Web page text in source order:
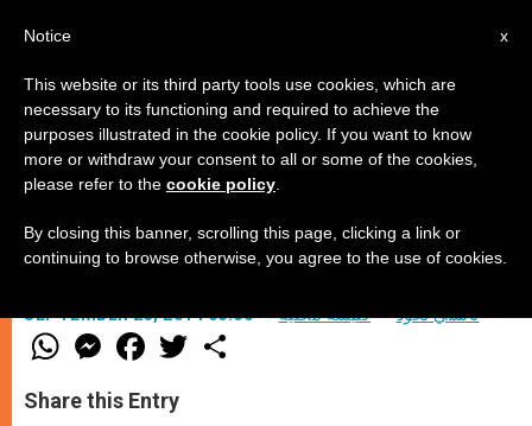
البابا سيترأس قداسًا للمسنين
28 أيول في ساحة القديس بطرس
SEPTEMBER 23, 2014 00:00 نانسي لحود كنيسة محليّة
W
h
t
s
M
e
s
e
F
a
e
b
w
Share this Entry
x
Notice
This website or its third party tools use cookies, which are
necessary to its functioning and required to achieve the
purposes illustrated in the cookie policy. If you want to know
more or withdraw your consent to all or some of the cookies,
please refer to the cookie policy
By closing this banner, scrolling this page, clicking a link or
continuing to browse otherwise, you agree to the use of cookies.